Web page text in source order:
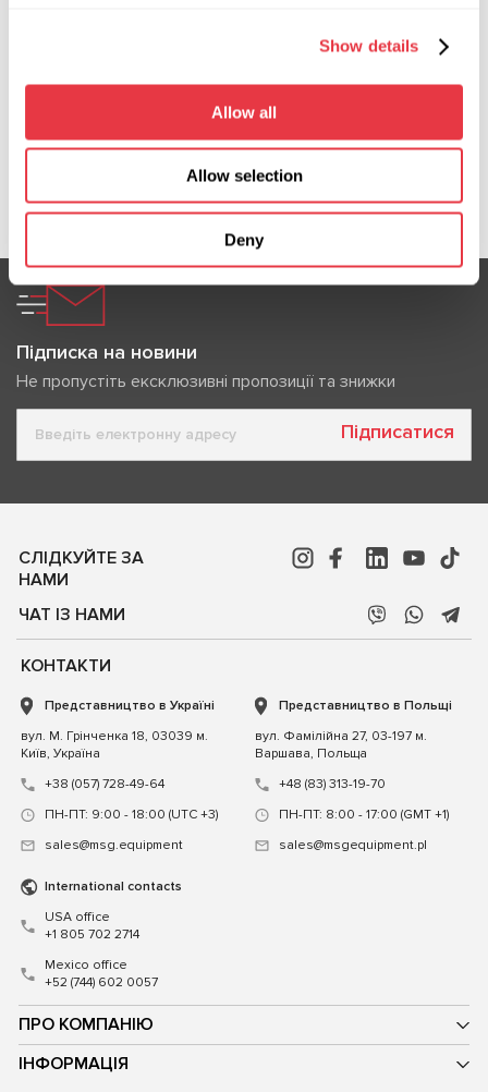
Show details
Allow all
Allow selection
Deny
сервісу та діагностики. Запрошуємо на особисту
зустріч у різних країнах світу.
Підписка на новини
Не пропустіть ексклюзивні пропозиції та знижки
Підписатися
СЛІДКУЙТЕ ЗА
НАМИ
ЧАТ ІЗ НАМИ
ПРО КОМПАНІЮ
ІНФОРМАЦІЯ
КОНТАКТИ
Представництво в Україні
вул. М. Грінченка 18, 03039 м.
Київ, Україна
+38 (057) 728-49-64
ПН-ПТ: 9:00 - 18:00 (UTC +3)
sales@msg.equipment
Представництво в Польщі
вул. Фамілійна 27, 03-197 м.
Варшава, Польща
+48 (83) 313-19-70
ПН-ПТ: 8:00 - 17:00 (GMT +1)
sales@msgequipment.pl
International contacts
USA office
+1 805 702 2714
Mexico office
+52 (744) 602 0057